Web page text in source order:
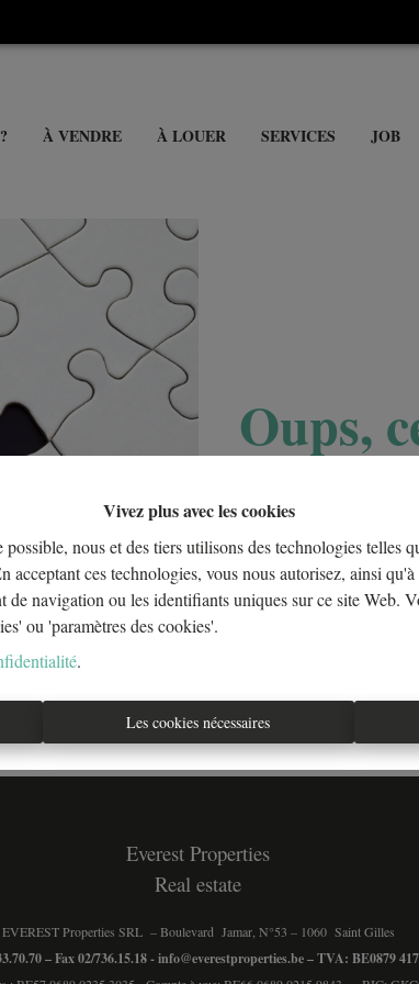
Vivez plus avec les cookies
nous et des tiers utilisons des technologies telles
ces technologies, vous nous autorisez, ainsi
de navigation ou les identifiants uniques sur ce site Web.
ou 'paramètres des cookies'.
.
Les cookies nécessaires
À VENDRE À LOUER SERVICES JOB
Oups,
À
Everest Properties
Real estate
EVEREST Properties SRL – Boulevard Jamar, N°53 – 1060 Saint Gilles
– Fax 02/736.15.18 -info@everestproperties.be– TVA: BE0879